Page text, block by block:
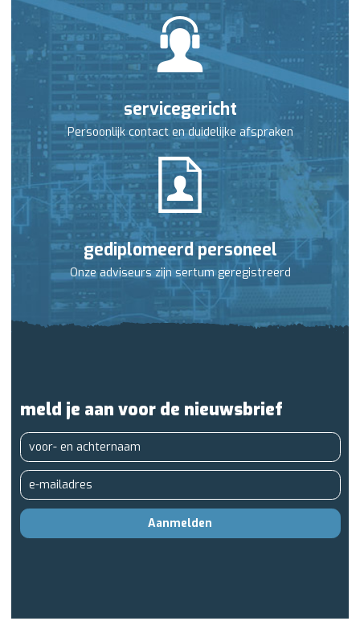
servicegericht
Persoonlijk contact en duidelijke afspraken
gediplomeerd personeel
Onze adviseurs zijn sertum geregistreerd
meld je aan voor de nieuwsbrief
Aanmelden